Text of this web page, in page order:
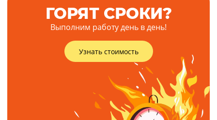
ГОРЯТ СРОКИ?
Выполним работу день в день!
Узнать стоимость